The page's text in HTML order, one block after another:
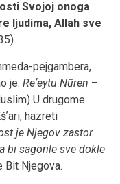
Svojoj onoga
ljudima, Allah sve
pejgambera,
je: Reʼeytu Nūren –
U drugome
hazreti
je Njegov zastor.
bi sagorile sve dokle
Bit Njegova.